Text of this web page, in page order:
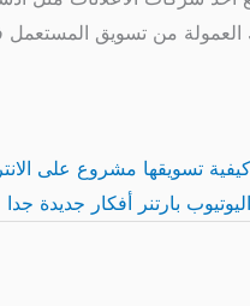
من تسويق المستعمل
تسويقها مشروع على
بارتنر أفكار جديدة جدا